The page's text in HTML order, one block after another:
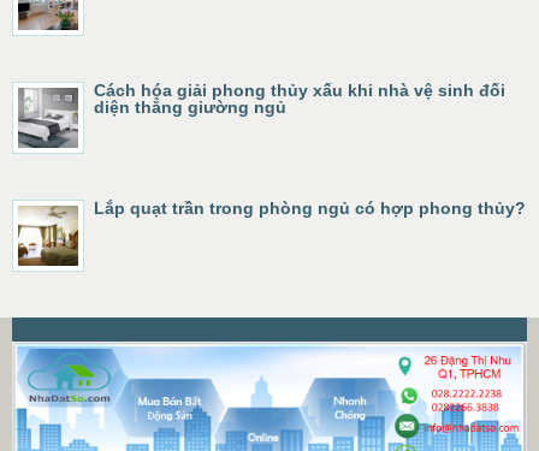
Cách hóa giải phong thủy xấu khi nhà vệ sinh đối
diện thẳng giường ngủ
Lắp quạt trần trong phòng ngủ có hợp phong thủy?